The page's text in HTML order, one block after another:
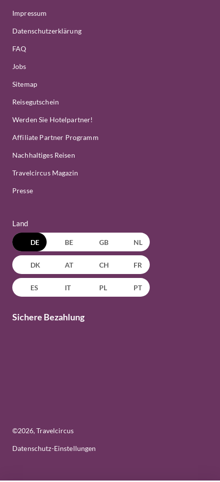
Impressum
Datenschutzerklärung
FAQ
Jobs
Sitemap
Reisegutschein
Werden Sie Hotelpartner!
Affiliate Partner Programm
Nachhaltiges Reisen
Travelcircus Magazin
Presse
Land
DE BE GB NL
DK AT CH FR
ES IT PL PT
Sichere Bezahlung
©2026, Travelcircus
Datenschutz-Einstellungen